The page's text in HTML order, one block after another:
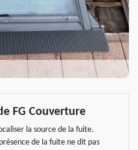
FG Couverture
la source de la fuite.
de la fuite ne dit pas